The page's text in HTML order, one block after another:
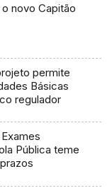
novo Capitão
permite
Básicas
regulador
Pública teme